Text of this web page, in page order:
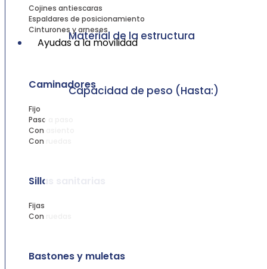
Cojines antiescaras
Espaldares de posicionamiento
Cinturones y arneses
Ayudas a la movilidad
Caminadores
Fijo
Paso a paso
Con asiento
Con ruedas
Sillas sanitarias
Fijas
Con ruedas
Bastones y muletas
Material de la estructura
Capacidad de peso (Hasta:)